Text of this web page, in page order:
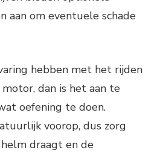
aan om eventuele schade
hebben met het rijden
dan is het aan te
oefening te doen.
voorop, dus zorg
draagt en de